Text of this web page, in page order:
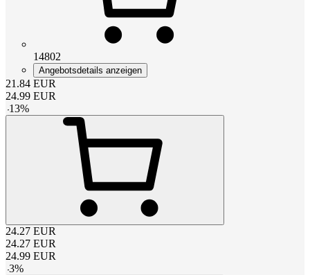
14802
Angebotsdetails anzeigen
21.84 EUR
24.99 EUR
-13%
24.27 EUR
24.27 EUR
24.99 EUR
-3%